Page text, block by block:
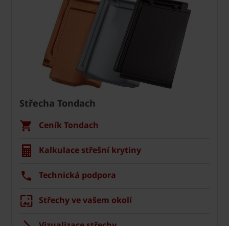
Střecha Tondach
Ceník Tondach
Kalkulace střešní krytiny
Technická podpora
Střechy ve vašem okolí